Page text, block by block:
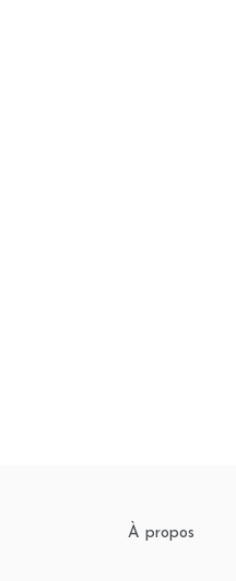
À propos